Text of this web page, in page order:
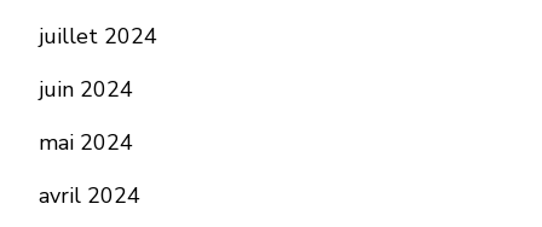
juillet 2024
juin 2024
mai 2024
avril 2024